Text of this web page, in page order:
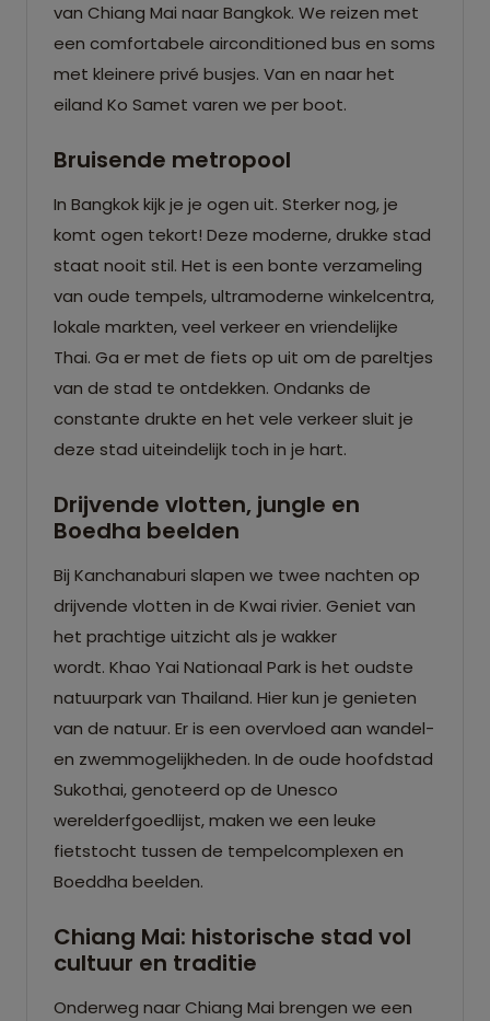
van Chiang Mai naar Bangkok. We reizen met
een comfortabele airconditioned bus en soms
met kleinere privé busjes. Van en naar het
eiland Ko Samet varen we per boot.
Bruisende metropool
In Bangkok kijk je je ogen uit. Sterker nog, je
komt ogen tekort! Deze moderne, drukke stad
staat nooit stil. Het is een bonte verzameling
van oude tempels, ultramoderne winkelcentra,
lokale markten, veel verkeer en vriendelijke
Thai. Ga er met de fiets op uit om de pareltjes
van de stad te ontdekken. Ondanks de
constante drukte en het vele verkeer sluit je
deze stad uiteindelijk toch in je hart.
Drijvende vlotten, jungle en
Boedha beelden
Bij Kanchanaburi slapen we twee nachten op
drijvende vlotten in de Kwai rivier. Geniet van
het prachtige uitzicht als je wakker
wordt. Khao Yai Nationaal Park is het oudste
natuurpark van Thailand. Hier kun je genieten
van de natuur. Er is een overvloed aan wandel-
en zwemmogelijkheden. In de oude hoofdstad
Sukothai, genoteerd op de Unesco
werelderfgoedlijst, maken we een leuke
fietstocht tussen de tempelcomplexen en
Boeddha beelden.
Chiang Mai: historische stad vol
cultuur en traditie
Onderweg naar Chiang Mai brengen we een